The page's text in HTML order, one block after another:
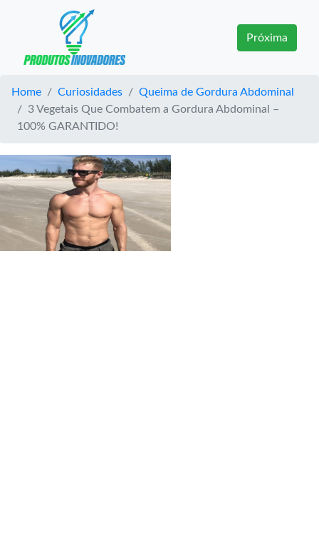
Próxima
Home Curiosidades
Queima de Gordura Abdominal
3 Vegetais Que Combatem a Gordura Abdominal –
100% GARANTIDO!